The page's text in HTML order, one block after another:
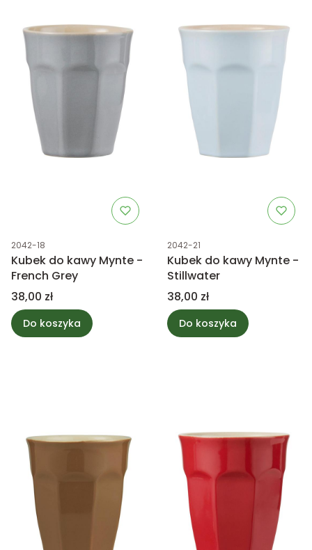
Kod produktu
2042-18
Kubek do kawy Mynte -
French Grey
Cena
38,00 zł
Do koszyka
Kod produktu
2042-21
Kubek do kawy Mynte -
Stillwater
Cena
38,00 zł
Do koszyka